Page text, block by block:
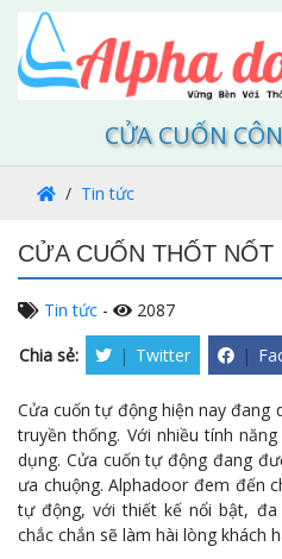
CỬA CUỐN
Tin tức
CỬA CUỐN THỐT NỐT
Tin tức -
2087
Chia sẻ:
| Twitter |
Cửa cuốn tự động hiện nay đang
truyền thống. Với nhiều tính
dụng. Cửa cuốn tự động đang
ưa chuộng. Alphadoor đem đến
tự động, với thiết kế nổi bật,
chắc chắn sẽ làm hài lòng khách